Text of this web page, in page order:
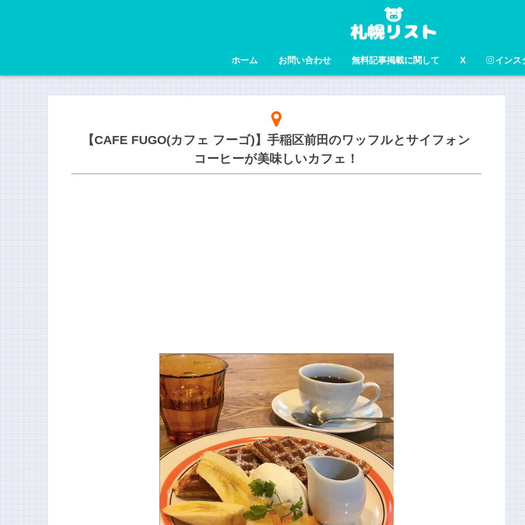
ホーム お問い合わせ 無料記事掲載に関して X インス
【CAFE FUGO(カフェ フーゴ)】手稲区前田のワッフルとサイフォン
コーヒーが美味しいカフェ！